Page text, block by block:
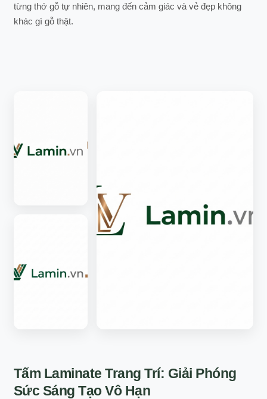
từng thớ gỗ tự nhiên, mang đến cảm giác và vẻ đẹp không
khác gì gỗ thật.
Tấm Laminate Trang Trí: Giải Phóng
Sức Sáng Tạo Vô Hạn